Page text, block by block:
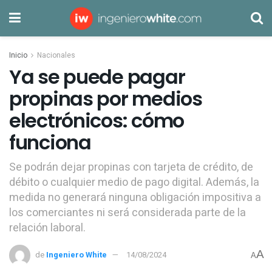
Inicio Nacionales
Ya se puede pagar
propinas por medios
electrónicos: cómo
funciona
Se podrán dejar propinas con tarjeta de crédito, de
débito o cualquier medio de pago digital. Además, la
medida no generará ninguna obligación impositiva a
los comerciantes ni será considerada parte de la
relación laboral.
de Ingeniero White 14/08/2024 AA